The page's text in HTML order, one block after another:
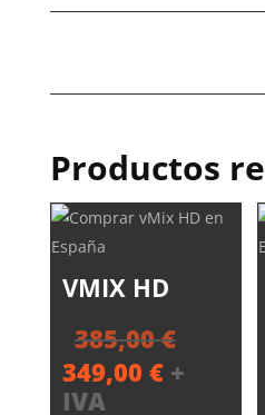
Productos
VMIX HD
385,00€
349,00 €El
+
IVA